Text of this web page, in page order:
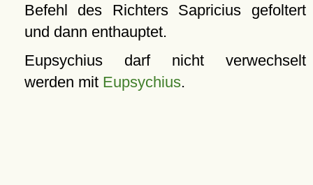
Befehl des Richters Sapricius gefoltert
und dann enthauptet.
Eupsychius darf nicht verwechselt
werden mit Eupsychius.